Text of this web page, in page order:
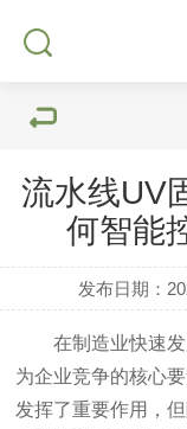
流水线UV
何智能
发布日期：
在制造业快速发
为企业竞争的核心
发挥了重要作用，